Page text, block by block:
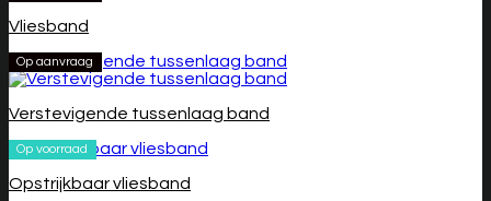
Vliesband
Op aanvraag
Verstevigende tussenlaag band
Op voorraad
Opstrijkbaar vliesband